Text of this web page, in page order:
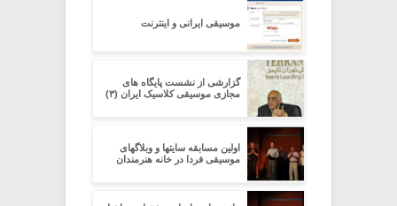
موسیقی ایرانی و اینترنت
گزارشی از نشست پایگاه های
مجازی موسیقی کلاسیک ایران (۳)
اولین مسابقه سایتها و وبلاگهای
موسیقی فردا در خانه هنرمندان